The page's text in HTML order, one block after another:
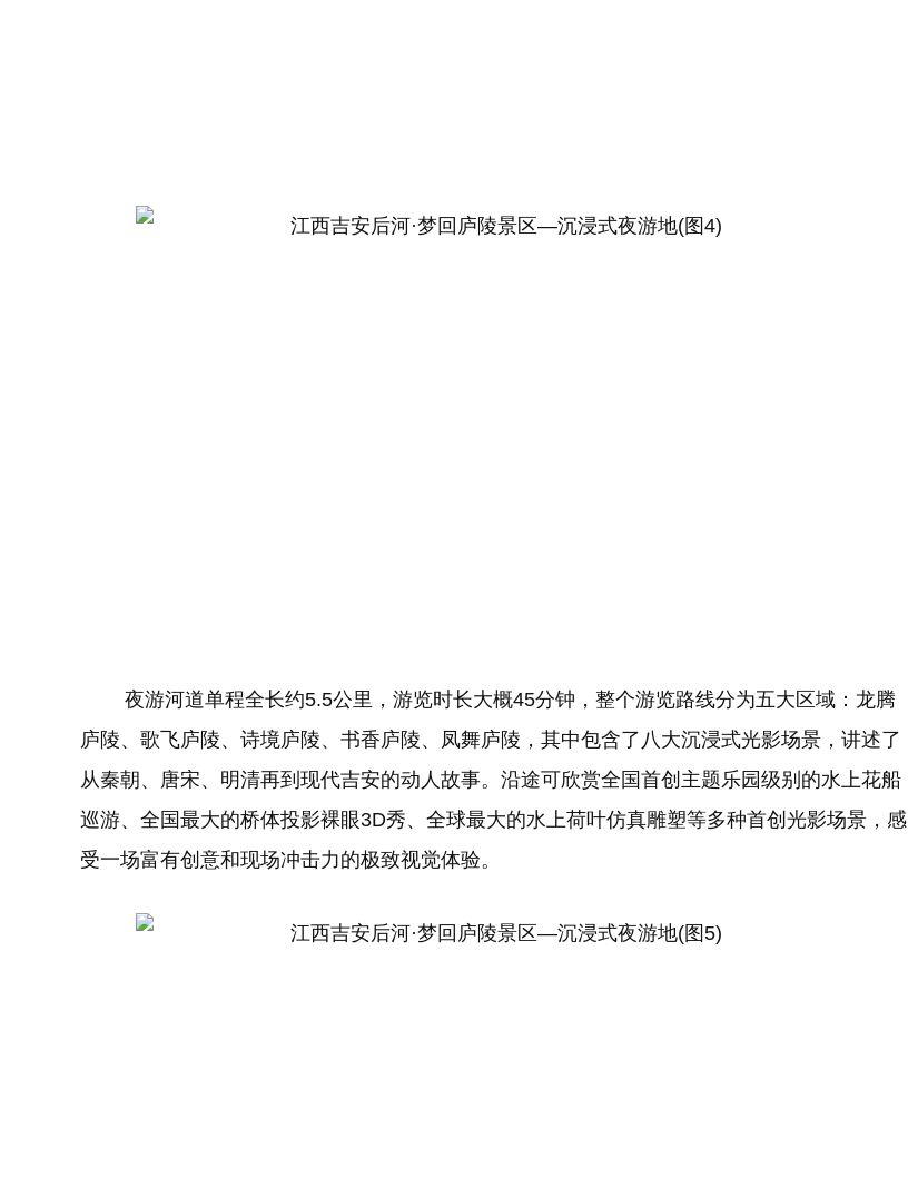
夜游河道单程全长约5.5公里，游览时长大概45分钟，整个游览路线分为五大区域：龙腾
庐陵、歌飞庐陵、诗境庐陵、书香庐陵、凤舞庐陵，其中包含了八大沉浸式光影场景，讲述了
从秦朝、唐宋、明清再到现代吉安的动人故事。沿途可欣赏全国首创主题乐园级别的水上花船
巡游、全国最大的桥体投影裸眼3D秀、全球最大的水上荷叶仿真雕塑等多种首创光影场景，感
受一场富有创意和现场冲击力的极致视觉体验。